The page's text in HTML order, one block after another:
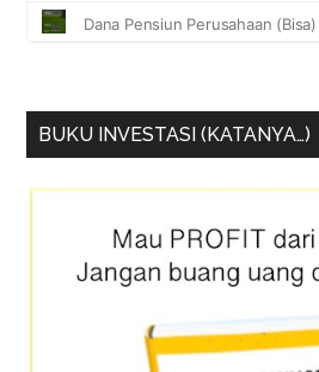
BUKU INVESTASI (KATANYA…)